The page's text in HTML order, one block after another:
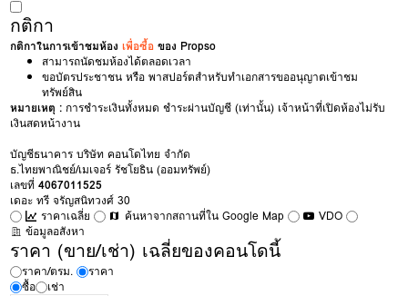
กติกา
กติกาในการเข้าชมห้องเพื่อซื้อ ของ Propso
สามารถนัดชมห้องได้ตลอดเวลา
ขอบัตรประชาชน หรือ พาสปอร์ตสำหรับทำเอกสารขออนุญาตเข้าชม
ทรัพย์สิน
หมายเหตุ : การชำระเงินทั้งหมด ชำระผ่านบัญชี (เท่านั้น) เจ้าหน้าที่เปิดห้องไม่รับ
เงินสดหน้างาน
บัญชีธนาคาร บริษัท คอนโดไทย จำกัด
ธ.ไทยพาณิชย์/เมเจอร์ รัชโยธิน (ออมทรัพย์)
เลขที่4067011525
เดอะ ทรี จรัญสนิทวงศ์ 30
ราคาเฉลี่ย
ค้นหาจากสถานที่ใน Google Map
VDO
ข้อมูลอสังหา
ราคา (ขาย/เช่า) เฉลี่ยของคอนโดนี้
ราคา/ตรม.
ราคา
ซื้อ
เช่า